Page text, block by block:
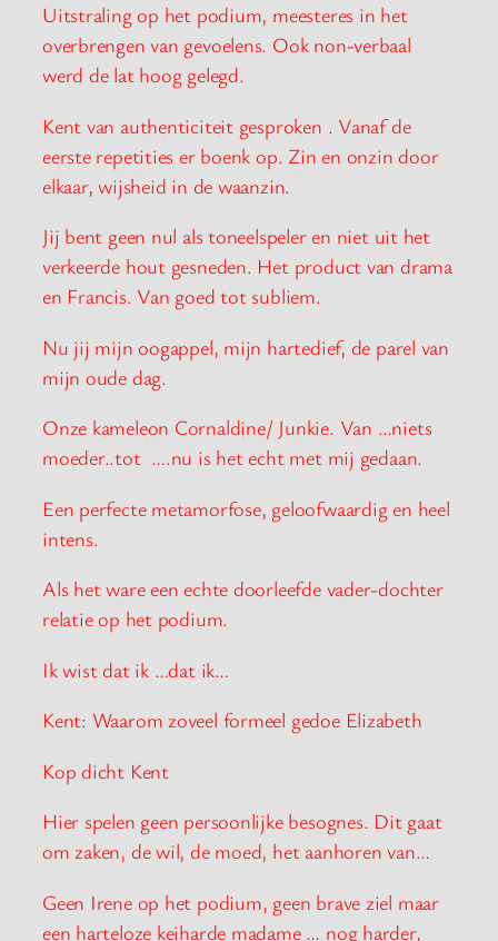
Uitstraling op het podium, meesteres in het
overbrengen van gevoelens. Ook non-verbaal
werd de lat hoog gelegd.
Kent van authenticiteit gesproken . Vanaf de
eerste repetities er boenk op. Zin en onzin door
elkaar, wijsheid in de waanzin.
Jij bent geen nul als toneelspeler en niet uit het
verkeerde hout gesneden. Het product van drama
en Francis. Van goed tot subliem.
Nu jij mijn oogappel, mijn hartedief, de parel van
mijn oude dag.
Onze kameleon Cornaldine/ Junkie. Van …niets
moeder..tot ….nu is het echt met mij gedaan.
Een perfecte metamorfose, geloofwaardig en heel
intens.
Als het ware een echte doorleefde vader-dochter
relatie op het podium.
Ik wist dat ik …dat ik…
Kent: Waarom zoveel formeel gedoe Elizabeth
Kop dicht Kent
Hier spelen geen persoonlijke besognes. Dit gaat
om zaken, de wil, de moed, het aanhoren van…
Geen Irene op het podium, geen brave ziel maar
een harteloze keiharde madame … nog harder,